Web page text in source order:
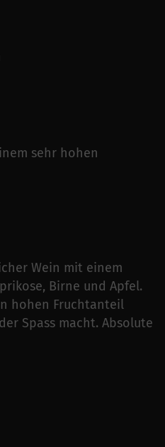
sehr hohen
Wein mit einem
Birne und Apfel.
hohen Fruchtanteil
Spass macht. Absolute